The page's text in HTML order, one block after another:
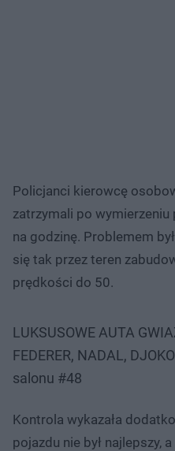
Policjanci kierowcę
zatrzymali po
na godzinę. Problemem
się tak przez teren
prędkości do 50.
LUKSUSOWE AUTA
FEDERER, NADAL,
salonu #48
Kontrola wykazała
pojazdu nie był najlepszy,